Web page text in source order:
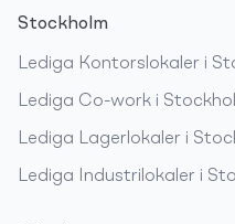
Stockholm
Lediga Kontorslokaler i
Lediga Co-work i
Lediga Lagerlokaler i
Lediga Industrilokaler i